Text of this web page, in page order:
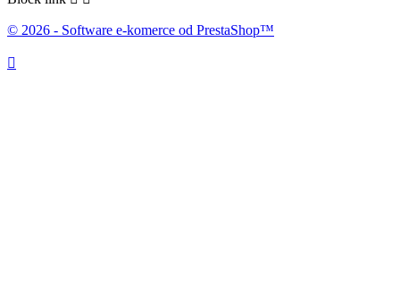
© 2026 - Software e-komerce od PrestaShop™
